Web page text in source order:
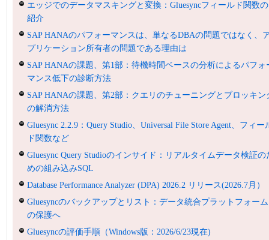
エッジでのデータマスキングと変換：Gluesyncフィールド関数の
紹介
SAP HANAのパフォーマンスは、単なるDBAの問題ではなく、
プリケーション所有者の問題である理由は
SAP HANAの課題、第1部：待機時間ベースの分析によるパフォ
マンス低下の診断方法
SAP HANAの課題、第2部：クエリのチューニングとブロッキン
の解消方法
Gluesync 2.2.9：Query Studio、Universal File Store Agent、フィー
ド関数など
Gluesync Query Studioのインサイド：リアルタイムデータ検証の
めの組み込みSQL
Database Performance Analyzer (DPA) 2026.2 リリース(2026.7月）
Gluesyncのバックアップとリスト：データ統合プラットフォーム
の保護へ
Gluesyncの評価手順（Windows版：2026/6/23現在)